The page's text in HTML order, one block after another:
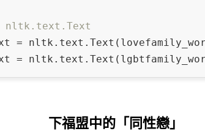
nltk.text.Text
=
下福盟中的「同性戀」